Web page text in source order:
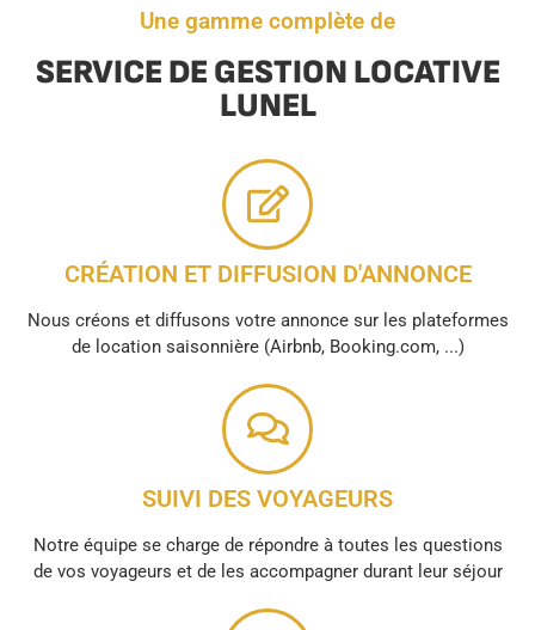
Une gamme complète de
SERVICE DE GESTION LOCATIVE
LUNEL
CRÉATION ET DIFFUSION D'ANNONCE
Nous créons et diffusons votre annonce sur les plateformes
de location saisonnière (Airbnb, Booking.com, ...)
SUIVI DES VOYAGEURS
Notre équipe se charge de répondre à toutes les questions
de vos voyageurs et de les accompagner durant leur séjour